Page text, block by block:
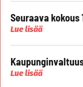
Seuraava kokous
Lue lisää
Lue lisää